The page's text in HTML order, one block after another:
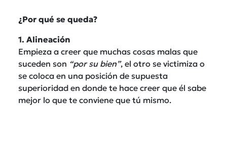
¿Por qué se queda?
1. Alineación
Empieza a creer que muchas cosas malas que
suceden son “por su bien”, el otro se victimiza o
se coloca en una posición de supuesta
superioridad en donde te hace creer que él sabe
mejor lo que te conviene que tú mismo.